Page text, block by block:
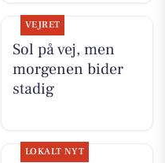
VEJRET
Sol på vej, men
morgenen bider
stadig
LOKALT NYT